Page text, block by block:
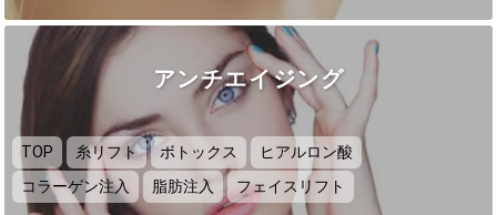
アンチエイジング
TOP 糸リフト ボトックス
ヒアルロン酸
コラーゲン注入
脂肪注入 フェイスリフト